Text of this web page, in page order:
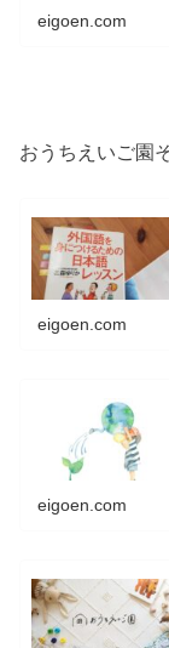
eigoen.com
おうちえいご園
eigoen.com
eigoen.com